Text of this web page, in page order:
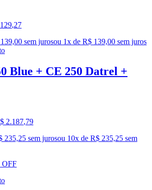
129,27
sem jurosou 1x de R$ 139,00 sem juros
Blue + CE 250 Datrel +
2.187,79
235,25 sem jurosou 10x de R$ 235,25 sem
OFF